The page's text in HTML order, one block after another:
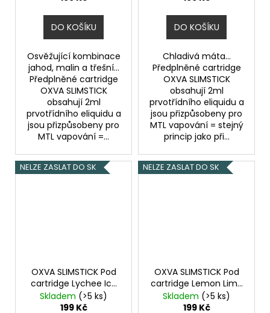
DO KOŠÍKU
Osvěžující kombinace
jahod, malin a třešní...
Předplněné cartridge
OXVA SLIMSTICK
obsahují 2ml
prvotřídního eliquidu a
jsou přizpůsobeny pro
MTL vapování =...
DO KOŠÍKU
Chladivá máta...
Předplněné cartridge
OXVA SLIMSTICK
obsahují 2ml
prvotřídního eliquidu a
jsou přizpůsobeny pro
MTL vapování = stejný
princip jako při...
NELZE ZASLAT DO SK
OXVA SLIMSTICK Pod
cartridge Lychee Ice
20mg 2Pack
Skladem (>5 ks)
199 Kč
NELZE ZASLAT DO SK
OXVA SLIMSTICK Pod
cartridge Lemon Lime
20mg 2Pack
Skladem (>5 ks)
199 Kč